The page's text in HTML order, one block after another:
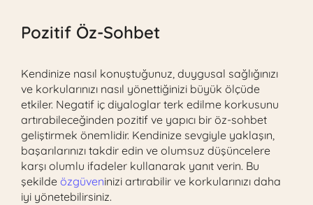
Pozitif Öz-Sohbet
Kendinize nasıl konuştuğunuz, duygusal sağlığınızı
ve korkularınızı nasıl yönettiğinizi büyük ölçüde
etkiler. Negatif iç diyaloglar terk edilme korkusunu
artırabileceğinden pozitif ve yapıcı bir öz-sohbet
geliştirmek önemlidir. Kendinize sevgiyle yaklaşın,
başarılarınızı takdir edin ve olumsuz düşüncelere
karşı olumlu ifadeler kullanarak yanıt verin. Bu
şekilde özgüveninizi artırabilir ve korkularınızı daha
iyi yönetebilirsiniz.